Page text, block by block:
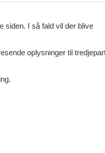
siden. I så fald vil der blive
oplysninger til